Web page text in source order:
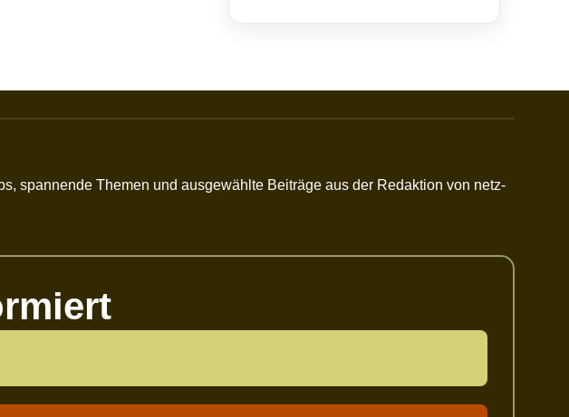
spannende Themen und ausgewählte Beiträge aus der Redaktion von netz-